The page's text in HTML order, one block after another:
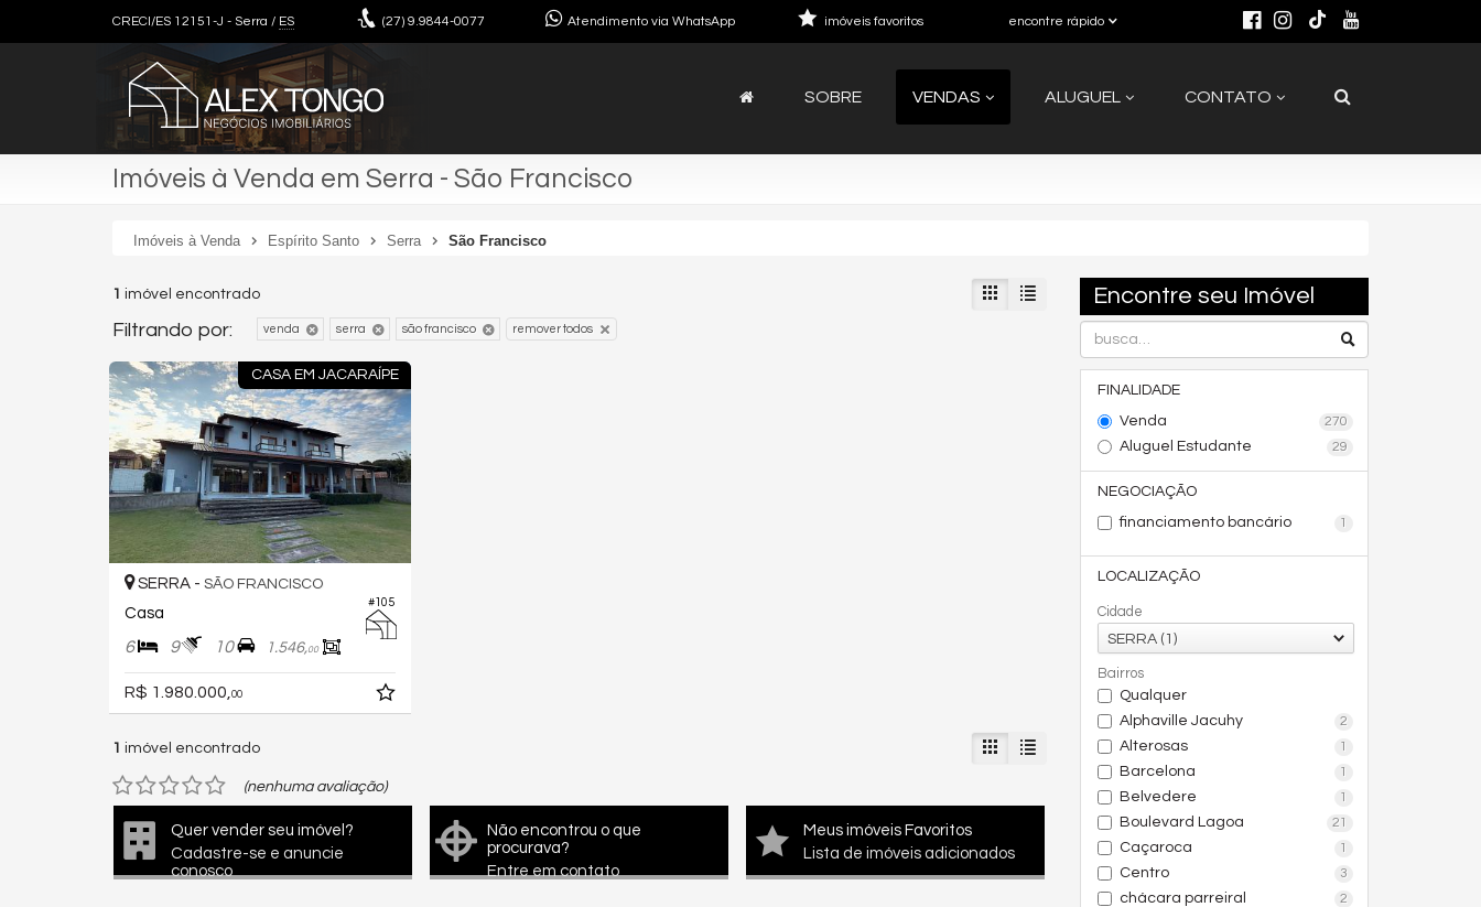
CRECI/ES 12151-J - Serra / ES (27) 9.9844-0077 Atendimento via WhatsApp encontre rápido
imóveis favoritos
SOBRE VENDAS ALUGUEL CONTATO
Imóveis à Venda em Serra - São Francisco
Imóveis à Venda Espírito Santo Serra São Francisco
Encontre seu Imóvel
FINALIDADE
Venda
270
Aluguel Estudante 29
NEGOCIAÇÃO
financiamento bancário
1
LOCALIZAÇÃO
Cidade
SERRA (1)
Bairros
Qualquer
Alphaville Jacuhy
2
Alterosas 1
Barcelona 1
Belvedere 1
Boulevard Lagoa 21
Caçaroca 1
Centro 3
chácara parreiral 2
1 imóvel encontrado
Filtrando por: venda serra são francisco remover todos
CASA EM JACARAÍPE
#105
SERRA - SÃO FRANCISCO
Casa
6 9 10 1.546,00
R$ 1.980.000, 00
1 imóvel encontrado
(nenhuma avaliação)
Quer vender seu imóvel?
Cadastre-se e anuncie
conosco
Não encontrou o que
procurava?
Entre em contato
Meus imóveis Favoritos
Lista de imóveis adicionados